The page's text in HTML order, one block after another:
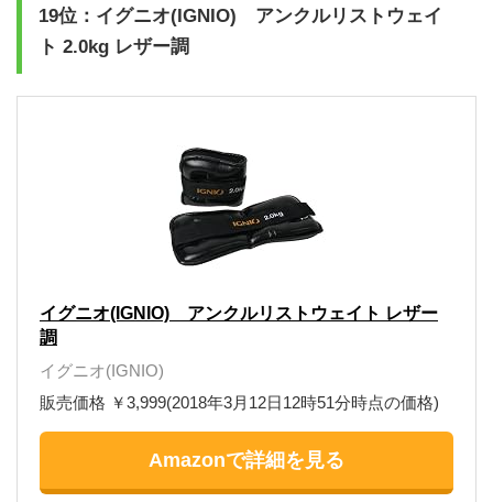
19位：イグニオ(IGNIO) アンクルリストウェイ
ト 2.0kg レザー調
イグニオ(IGNIO) アンクルリストウェイト レザー
調
イグニオ(IGNIO)
販売価格 ￥3,999(2018年3月12日12時51分時点の価格)
Amazonで詳細を見る